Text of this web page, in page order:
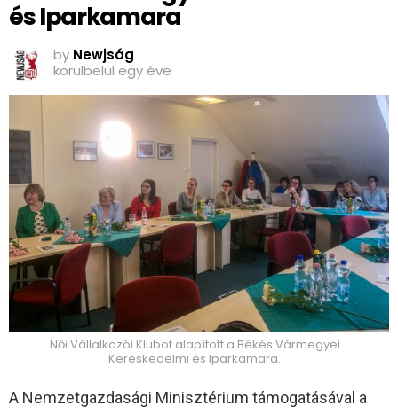
és Iparkamara
by Newjság
körülbelül egy éve
Női Vállalkozói Klubot alapított a Békés Vármegyei
Kereskedelmi és Iparkamara.
A Nemzetgazdasági Minisztérium támogatásával a